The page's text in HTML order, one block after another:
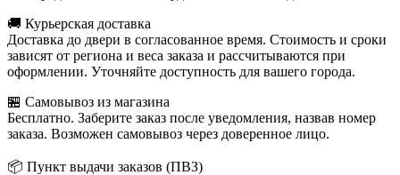
🚚 Курьерская доставка
Доставка до двери в согласованное время. Стоимость и сроки
зависят от региона и веса заказа и рассчитываются при
оформлении. Уточняйте доступность для вашего города.
🏪 Самовывоз из магазина
Бесплатно. Заберите заказ после уведомления, назвав номер
заказа. Возможен самовывоз через доверенное лицо.
📦 Пункт выдачи заказов (ПВЗ)